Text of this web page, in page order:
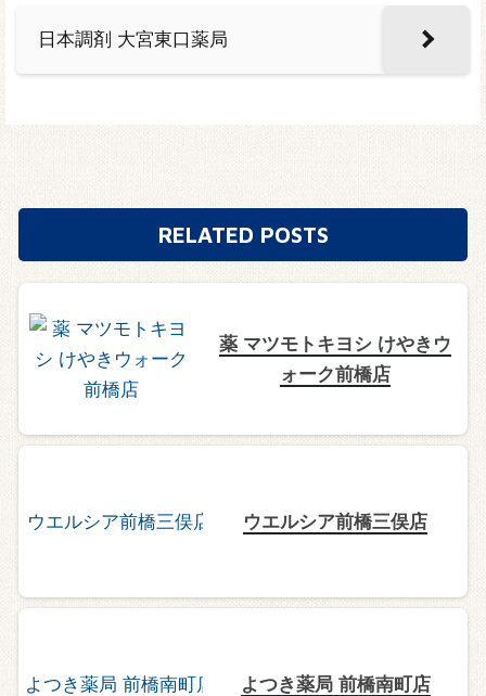
日本調剤 大宮東口薬局
RELATED POSTS
薬 マツモトキヨシ けやきウ
ォーク前橋店
ウエルシア前橋三俣店
よつき薬局 前橋南町店